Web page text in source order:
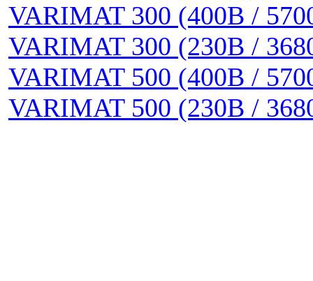
VARIMAT 300 (400В /
VARIMAT 300 (230В /
VARIMAT 500 (400В /
VARIMAT 500 (230В /